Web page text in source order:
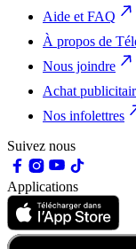
Aide et FAQ
À propos de
Nous joindre
Achat
Nos infolettres
Suivez nous
Applications